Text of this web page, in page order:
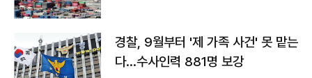
경찰, 9월부터 '제 가족 사건' 못 맡는
다…수사인력 881명 보강